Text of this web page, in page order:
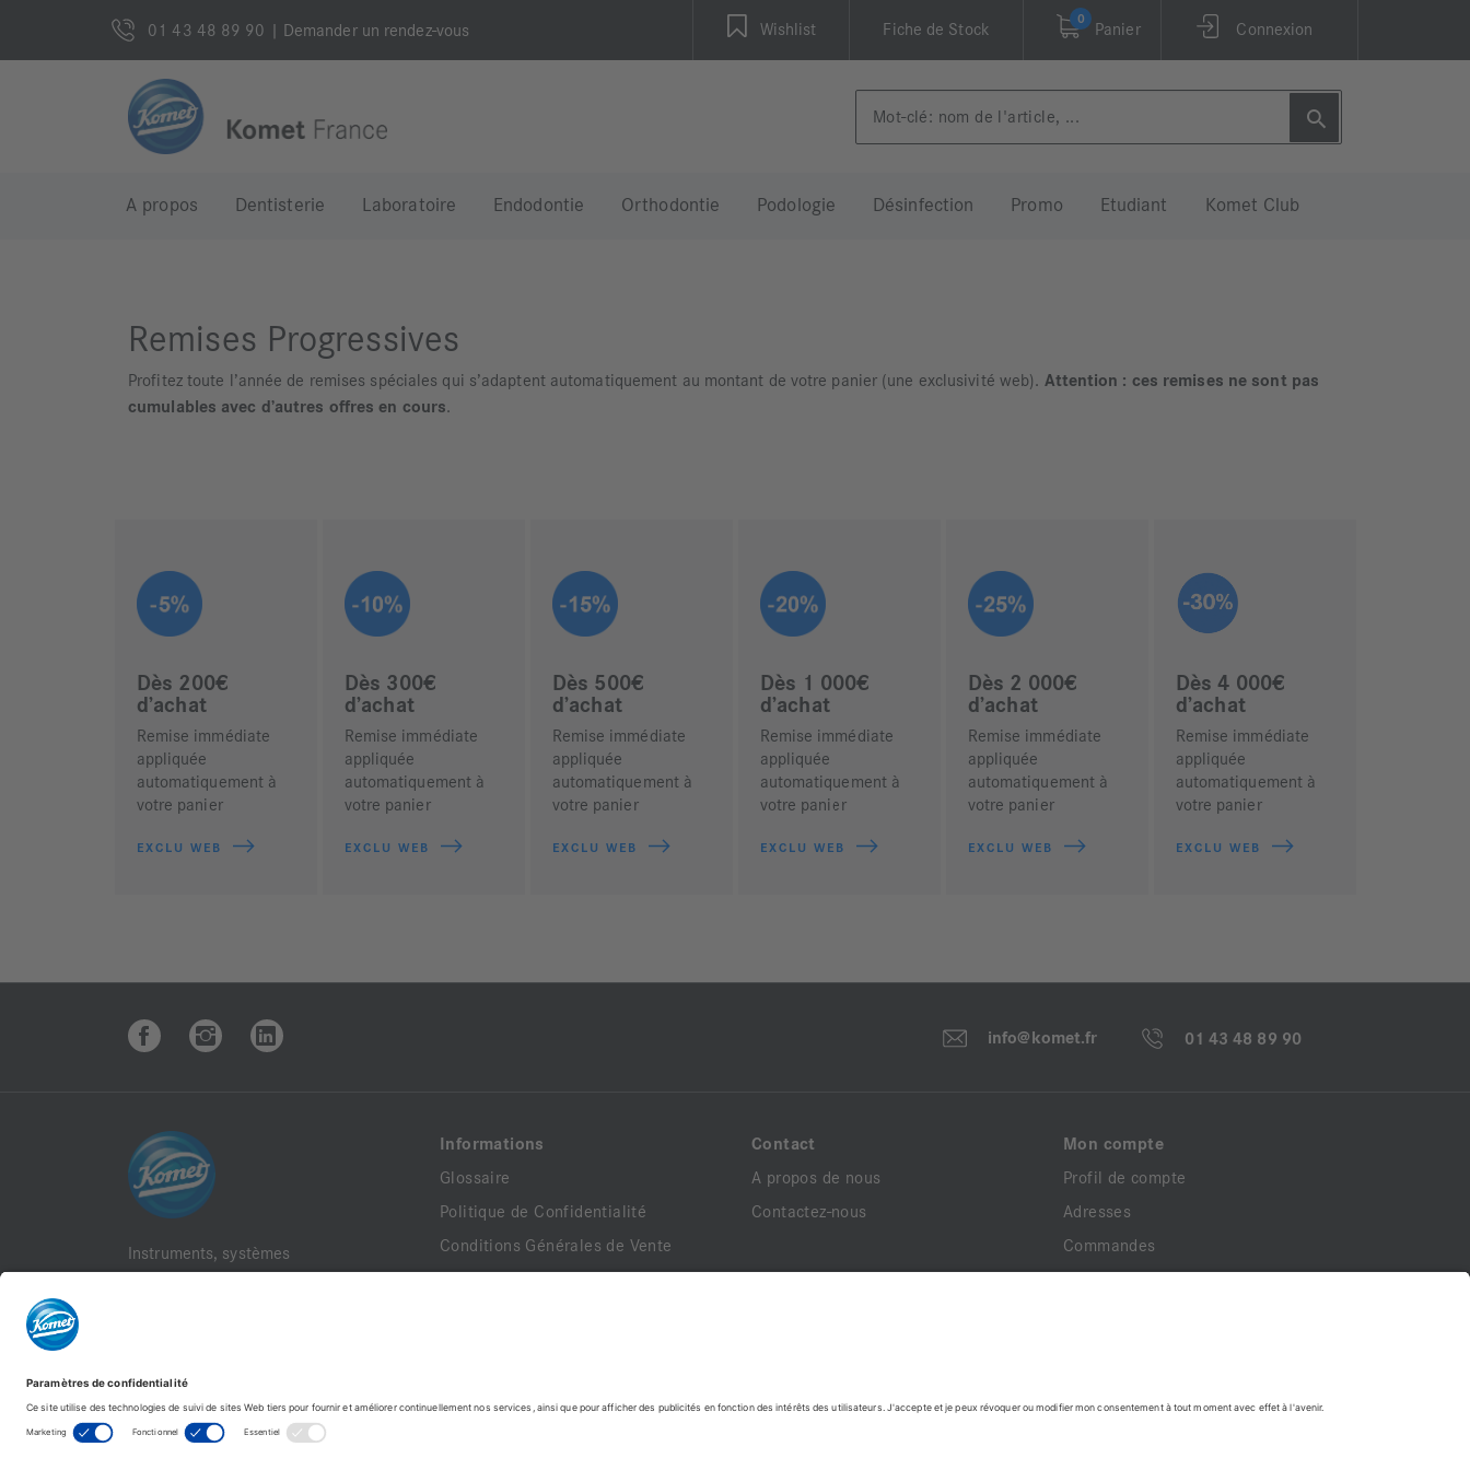
01 43 48 89 90 | Demander un rendez-vous Wishlist Fiche de Stock
0
Panier Connexion
A propos Dentisterie Laboratoire Endodontie Orthodontie Podologie Désinfection Promo Etudiant Komet Club
Remises Progressives
Profitez toute l’année de remises spéciales qui s’adaptent automatiquement au montant de votre panier (une exclusivité web). Attention : ces remises ne sont pas
cumulables avec d’autres offres en cours.
Dès 200€
d’achat
Remise immédiate
appliquée
automatiquement à
votre panier
EXCLU WEB
Dès 300€
d’achat
Remise immédiate
appliquée
automatiquement à
votre panier
EXCLU WEB
Dès 500€
d’achat
Remise immédiate
appliquée
automatiquement à
votre panier
EXCLU WEB
Dès 1 000€
d’achat
Remise immédiate
appliquée
automatiquement à
votre panier
EXCLU WEB
Dès 2 000€
d’achat
Remise immédiate
appliquée
automatiquement à
votre panier
EXCLU WEB
Dès 4 000€
d’achat
Remise immédiate
appliquée
automatiquement à
votre panier
EXCLU WEB
info@komet.fr 01 43 48 89 90
Instruments, systèmes
Informations
Glossaire
Politique de Confidentialité
Conditions Générales de Vente
FAQ
Contact
A propos de nous
Contactez-nous
Mon compte
Profil de compte
Adresses
Commandes